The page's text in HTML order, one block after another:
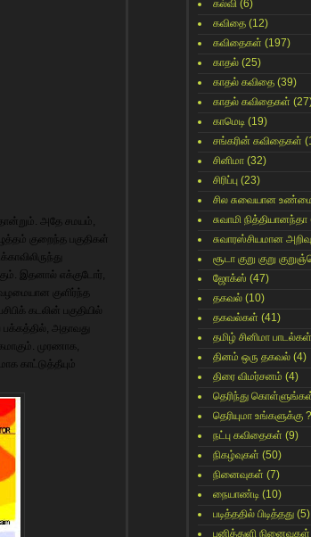
அதே சமயம்,
குறைந்த பகுதிகள்
இதனால் எக்குடோர்,
குளிர்ந்த
கடலின் பகுதியில்
அதாவது
முரணாக,
காட்டுத்தீயும்
கல்வி (6)
கவிதை (12)
கவிதைகள் (197)
காதல் (25)
காதல் கவிதை (39)
காதல் கவிதைகள்
காமெடி (19)
சங்கரின் கவிதைகள்
சினிமா (32)
சிரிப்பு (23)
சில சுவையான உண்மை
சுவாமி நித்தியானந்தா
சுவாரஸ்சியமான
சூடா குறு குறு
ஜோக்ஸ் (47)
தகவல் (10)
தகவல்கள் (41)
தமிழ் சினிமா பாடல்கள்
தினம் ஒரு தகவல் (4)
திரை விமர்சனம் (4)
தெரிந்து
தெரியுமா உங்களுக்கு
நட்பு கவிதைகள் (9)
நிகழ்வுகள் (50)
நினைவுகள் (7)
நையாண்டி (10)
படித்ததில் பிடித்தது (5)
பனித்துளி நினைவுகள்